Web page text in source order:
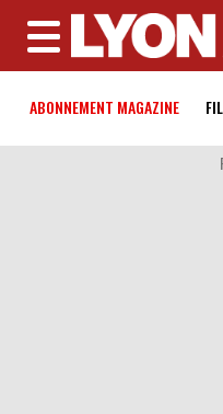
MENU
ABONNEMENT MAGAZINE